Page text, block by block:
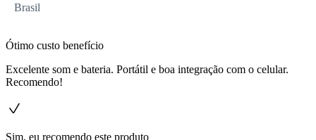
Brasil
Ótimo custo benefício
Excelente som e bateria. Portátil e boa integração com o celular.
Recomendo!
Sim, eu recomendo este produto